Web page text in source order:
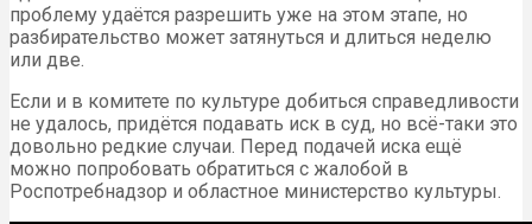
предоставляет, необходимо зафиксировать точное
время сдачи.
предусматривается возможность возврата в день
показа, лучше до такого дело всё же не доводить и
сдать его заранее: заведению сложно реализовать
билет вновь, то есть вы доставите ему неприятности.
Потому в театрах на такой возврат идут неохотно, и